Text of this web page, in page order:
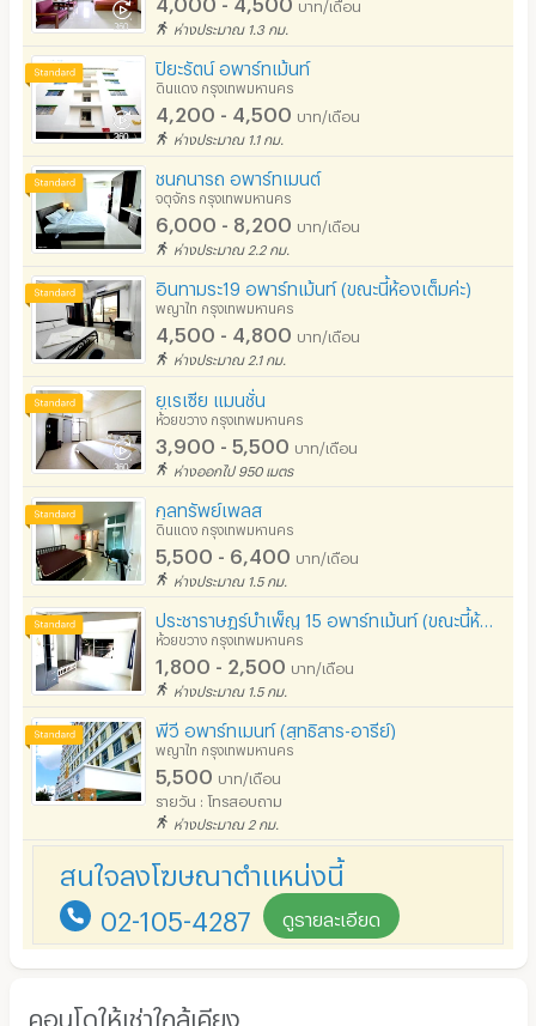
บาท/เดือน
ห่างประมาณ 1.3 กม.
ปิยะรัตน์ อพาร์ทเม้นท์
ดินแดง กรุงเทพมหานคร
4,200 - 4,500 บาท/เดือน
ห่างประมาณ 1.1 กม.
ชนกนารถ อพาร์ทเมนต์
จตุจักร กรุงเทพมหานคร
6,000 - 8,200 บาท/เดือน
ห่างประมาณ 2.2 กม.
อินทามระ19 อพาร์ทเม้นท์ (ขณะนี้ห้องเต็มค่ะ)
พญาไท กรุงเทพมหานคร
4,500 - 4,800 บาท/เดือน
ห่างประมาณ 2.1 กม.
ยูเรเซีย แมนชั่น
ห้วยขวาง กรุงเทพมหานคร
3,900 - 5,500 บาท/เดือน
ห่างออกไป 950 เมตร
กุลทรัพย์เพลส
ดินแดง กรุงเทพมหานคร
5,500 - 6,400 บาท/เดือน
ห่างประมาณ 1.5 กม.
ประชาราษฎร์บำเพ็ญ 15 อพาร์ทเม้นท์ (ขณะนี้ห้องเต็มค่ะ)
ห้วยขวาง กรุงเทพมหานคร
1,800 - 2,500 บาท/เดือน
ห่างประมาณ 1.5 กม.
พีวี อพาร์ทเมนท์ (สุทธิสาร-อารีย์)
พญาไท กรุงเทพมหานคร
5,500 บาท/เดือน
รายวัน : โทรสอบถาม
ห่างประมาณ 2 กม.
สนใจลงโฆษณาตำแหน่งนี้
02-105-4287 ดูรายละเอียด
คอนโดให้เช่าใกล้เคียง